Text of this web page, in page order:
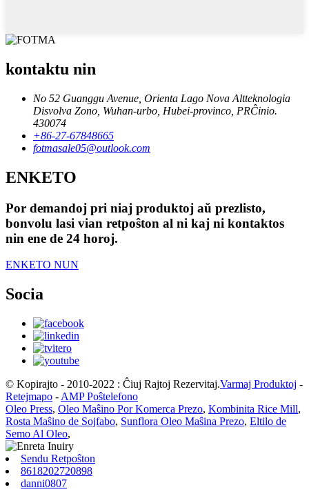
kontaktu nin
No 52 Guanggu Avenue, Orienta Lago Nova Altteknologia
Disvolva Zono, Wuhan-urbo, Hubei-provinco, PRĈinio.
430074
+86-27-67848665
fotmasale05@outlook.com
ENKETO
Por demandoj pri niaj produktoj aŭ prezlisto,
bonvolu lasi vian retpoŝton al ni kaj ni kontaktos
nin ene de 24 horoj.
ENKETO NUN
Socia
© Kopirajto - 2010-2022 : Ĉiuj Rajtoj Rezervitaj.Varmaj Produktoj -
Retejmapo - AMP Poŝtelefono
Oleo Press, Oleo Maŝino Por Komerca Prezo, Kombinita Rice Mill,
Rosta Maŝino de Sojfabo, Sunflora Oleo Maŝina Prezo, Eltilo de
Semo Al Oleo,
Sendu Retpoŝton
8618202720898
danni0807